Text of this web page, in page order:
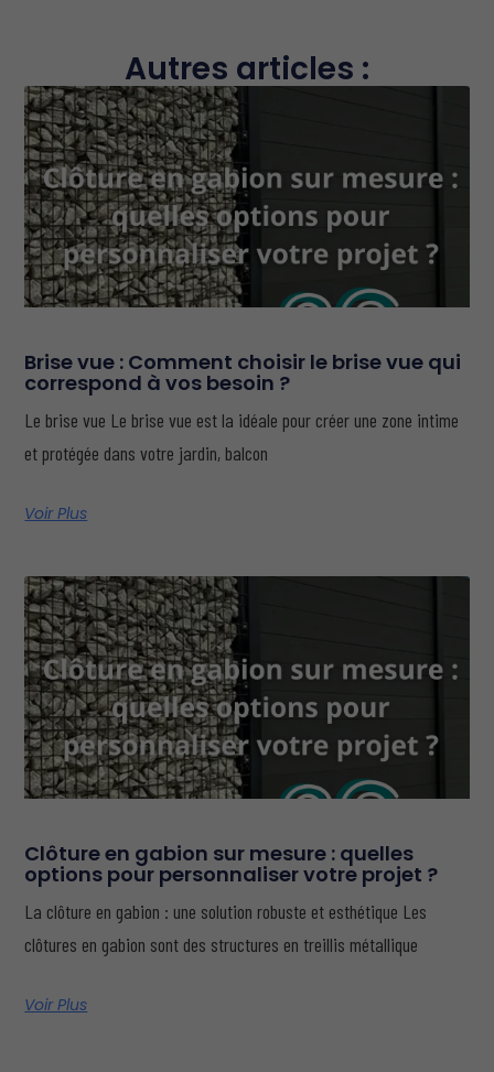
Autres articles :
Brise vue : Comment choisir le brise vue qui
correspond à vos besoin ?
Le brise vue Le brise vue est la idéale pour créer une zone intime
et protégée dans votre jardin, balcon
Voir Plus
Clôture en gabion sur mesure : quelles
options pour personnaliser votre projet ?
La clôture en gabion : une solution robuste et esthétique Les
clôtures en gabion sont des structures en treillis métallique
Voir Plus